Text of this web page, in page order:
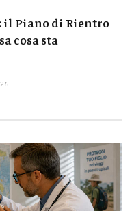
il Piano di Rientro
cosa sta